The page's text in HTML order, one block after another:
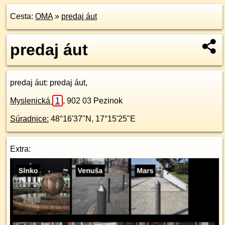
Cesta: OMA» predaj áut
predaj áut
predaj áut: predaj áut,
Myslenická 1 , 902 03 Pezinok
Súradnice: 48°16'37"N , 17°15'25"E
Extra: